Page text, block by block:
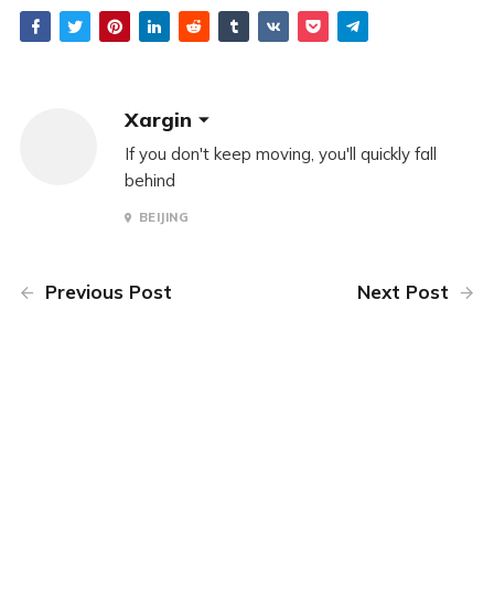
Xargin
If you don't keep moving, you'll quickly fall
behind
BEIJING
Previous Post Next Post